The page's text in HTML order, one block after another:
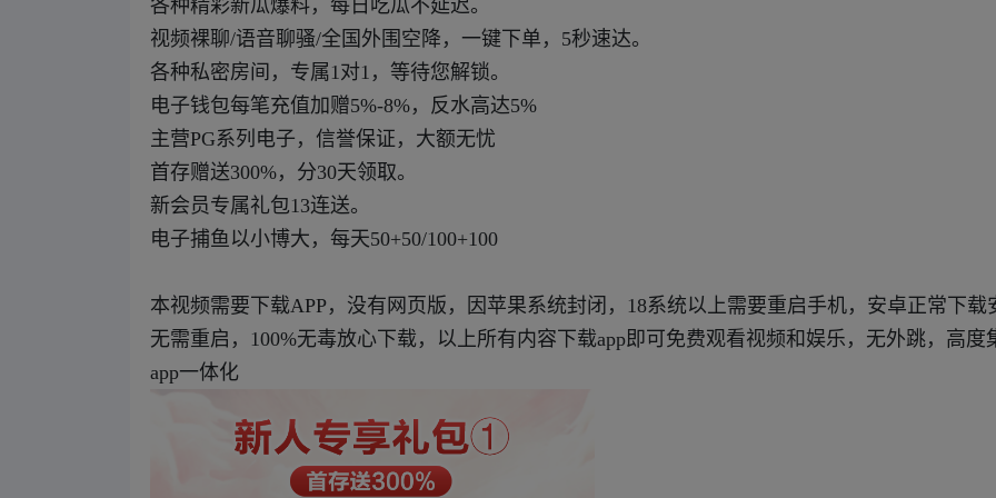
各种精彩新瓜爆料，每日吃瓜不延迟。
视频裸聊/语音聊骚/全国外围空降，一键下单，5秒速达。
各种私密房间，专属1对1，等待您解锁。
电子钱包每笔充值加赠5%-8%，反水高达5%
主营PG系列电子，信誉保证，大额无忧
首存赠送300%，分30天领取。
新会员专属礼包13连送。
电子捕鱼以小博大，每天50+50/100+100
本视频需要下载APP，没有网页版，因苹果系统封闭，18系统以上需要重启手机，安卓正常下载
无需重启，100%无毒放心下载，以上所有内容下载app即可免费观看视频和娱乐，无外跳，高度
app一体化